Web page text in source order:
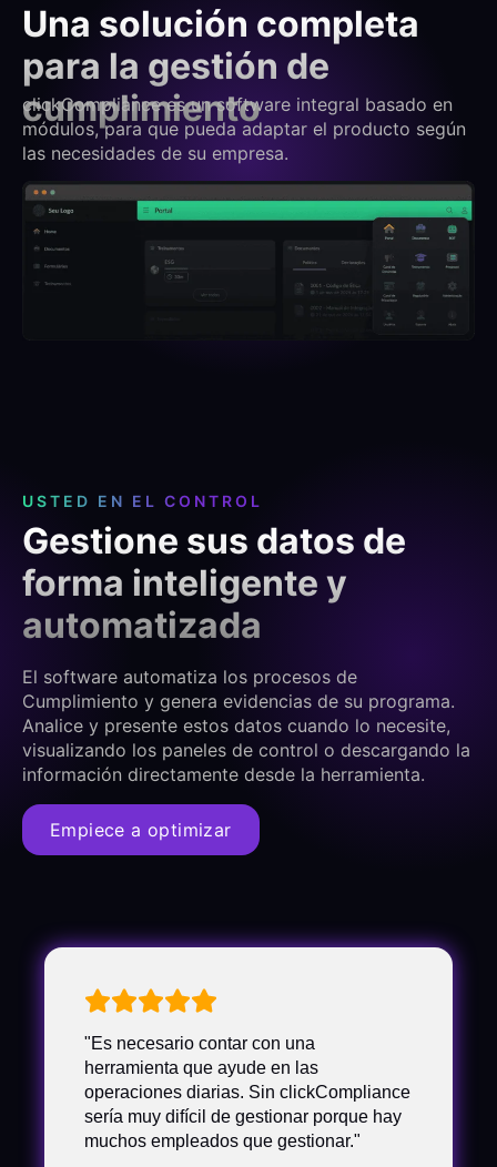
Una solución completa
para la gestión de
cumplimiento
clickCompliance es un software integral basado en
módulos, para que pueda adaptar el producto según
las necesidades de su empresa.
USTED EN EL CONTROL
Gestione sus datos de
forma inteligente y
automatizada
El software automatiza los procesos de
Cumplimiento y genera evidencias de su programa.
Analice y presente estos datos cuando lo necesite,
visualizando los paneles de control o descargando la
información directamente desde la herramienta.
Empiece a optimizar
"Es necesario contar con una
herramienta que ayude en las
operaciones diarias. Sin clickCompliance
sería muy difícil de gestionar porque hay
muchos empleados que gestionar."